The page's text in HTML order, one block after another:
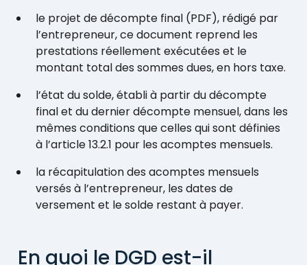
le projet de décompte final (PDF), rédigé par
l’entrepreneur, ce document reprend les
prestations réellement exécutées et le
montant total des sommes dues, en hors taxe.
l’état du solde, établi à partir du décompte
final et du dernier décompte mensuel, dans les
mêmes conditions que celles qui sont définies
à l’article 13.2.1 pour les acomptes mensuels.
la récapitulation des acomptes mensuels
versés à l’entrepreneur, les dates de
versement et le solde restant à payer.
En quoi le DGD est-il